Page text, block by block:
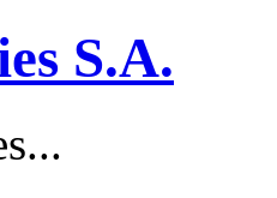
S.A.